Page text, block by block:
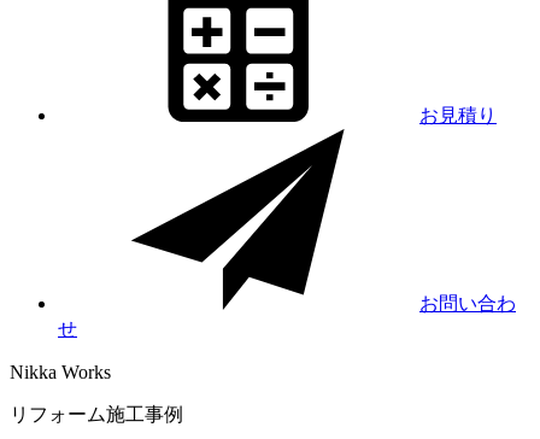
お見積り
お問い合わ
せ
Nikka Works
リフォーム施工事例